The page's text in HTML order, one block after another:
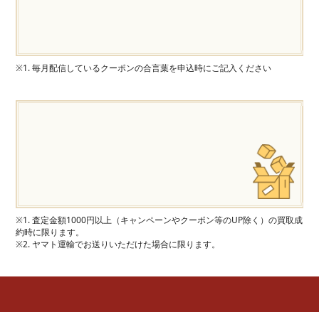
※1. 毎月配信しているクーポンの合言葉を申込時にご記入ください
※1. 査定金額1000円以上（キャンペーンやクーポン等のUP除く）の買取成
約時に限ります。
※2. ヤマト運輸でお送りいただけた場合に限ります。